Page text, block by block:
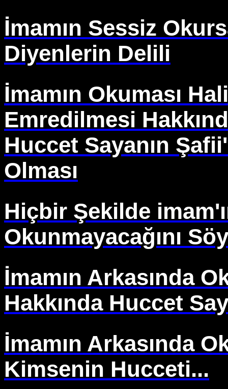
İmamın Sessiz
Diyenlerin Delili
İmamın Okuması
Emredilmesi
Huccet Sayanın
Olması
Hiçbir Şekilde
Okunmayacağını
İmamın Arkasında
Hakkında Huccet
İmamın Arkasında
Kimsenin Hucceti...